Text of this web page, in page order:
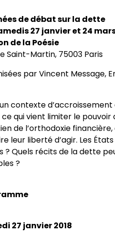
du LLCP
interne
2. Fictions et rationalités :
3. Groupe européen de
internationale de
Paris 8
de thèse
chercheurs
associés
chercheurs
et journées d’études
et postdoctorants
de thèses de
et numéros de revues
Cahiers critiques de
audiovisuels
de la vie scientifique
et inscription
WikiP8
du doctorat
de débat sur la dette
27 janvier et 24
de la Poésie
Saint-Martin, 75003 Paris
par Vincent Message,
contexte
ce qui vient limiter le pouvoir
de l’orthodoxie
leur liberté d’agir. Les
? Quels récits de la dette
?
27 janvier 2018